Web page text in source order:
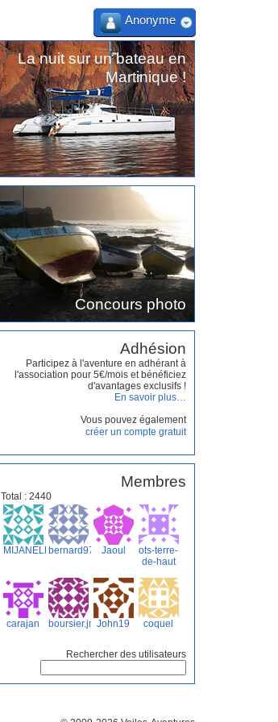
La nuit sur un bateau en
Martinique !
Concours photo
Adhésion
Participez à l'aventure en adhérant à
l'association pour 5€/mois et bénéficiez
d'avantages exclusifs !
En savoir plus…
Vous pouvez également
créer un compte gratuit
Membres
Total : 2440
MIJANELLEbernard97125Jaoul
ots-terre-
de-haut
carajan boursier.jm John19 coquel
Rechercher des utilisateurs
Anonyme